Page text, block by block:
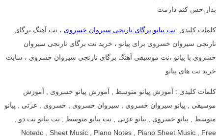
بذار حس کنم دارمت
کلمات کلیدی :نت پیانو برگای نارنجی سیروان خسروی ، نت آهنگ برگای
نارنجی سیروان خسروی برای پیانو ، خرید نت برگای نارنجی سیروان
خسروی با پیانو ،نت موسیقی آهنگ برگای نارنجی سیروان خسروی ، سایت
خرید نت های پیانو
کلمات کلیدی : آموزش پیانو متوسط , آموزش پیانو خسروی , آموزش
موسیقی , پیانو سیروان خسروی , سیروان خسروی , خسروی , عزتی , پیانو
متوسط , پیانو خسروی , پیانو عزتی , نت پیانو متوسط , نت پیانو نت دو ,
Notedo , Sheet Music , Piano Notes , Piano Sheet Music , Free